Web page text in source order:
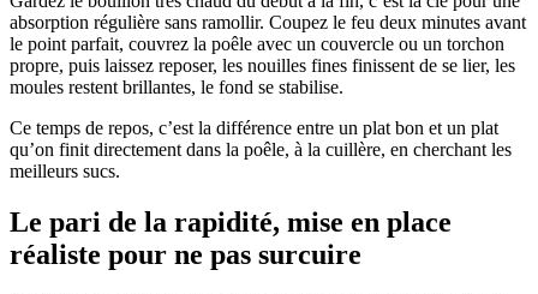
absorption régulière sans ramollir. Coupez le feu deux minutes avant
le point parfait, couvrez la poêle avec un couvercle ou un torchon
propre, puis laissez reposer, les nouilles fines finissent de se lier, les
moules restent brillantes, le fond se stabilise.
Ce temps de repos, c’est la différence entre un plat bon et un plat
qu’on finit directement dans la poêle, à la cuillère, en cherchant les
meilleurs sucs.
Le pari de la rapidité, mise en place
réaliste pour ne pas surcuire